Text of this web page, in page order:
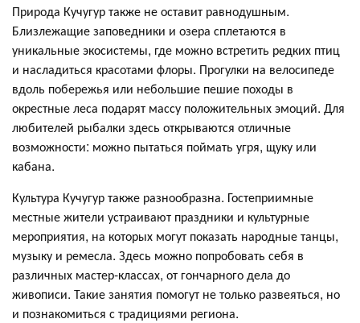
Природа Кучугур также не оставит равнодушным.
Близлежащие заповедники и озера сплетаются в
уникальные экосистемы, где можно встретить редких птиц
и насладиться красотами флоры. Прогулки на велосипеде
вдоль побережья или небольшие пешие походы в
окрестные леса подарят массу положительных эмоций. Для
любителей рыбалки здесь открываются отличные
возможности: можно пытаться поймать угря, щуку или
кабана.
Культура Кучугур также разнообразна. Гостеприимные
местные жители устраивают праздники и культурные
мероприятия, на которых могут показать народные танцы,
музыку и ремесла. Здесь можно попробовать себя в
различных мастер-классах, от гончарного дела до
живописи. Такие занятия помогут не только развеяться, но
и познакомиться с традициями региона.